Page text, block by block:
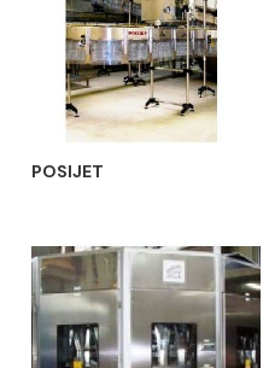
POSIJET